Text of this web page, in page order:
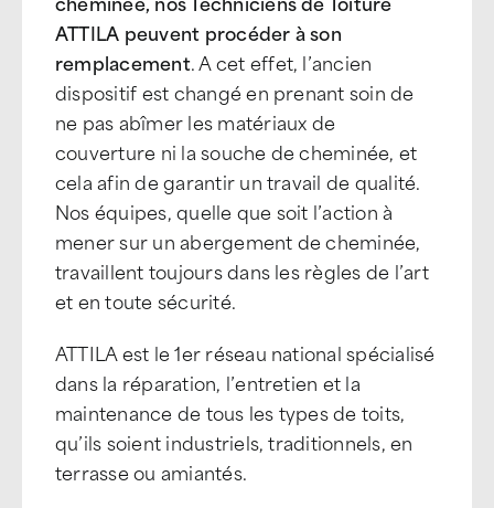
ATTILA peuvent procéder à son
remplacement. A cet effet, l’ancien
dispositif est changé en prenant soin de
ne pas abîmer les matériaux de
couverture ni la souche de cheminée, et
cela afin de garantir un travail de qualité.
Nos équipes, quelle que soit l’action à
mener sur un abergement de cheminée,
travaillent toujours dans les règles de l’art
et en toute sécurité.
ATTILA est le 1er réseau national spécialisé
dans la réparation, l’entretien et la
maintenance de tous les types de toits,
qu’ils soient industriels, traditionnels, en
terrasse ou amiantés.